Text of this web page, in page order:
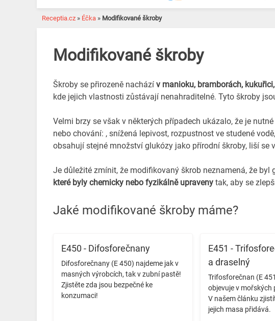
Receptia.cz » Éčka » Modifikované škroby
Modifikované škroby
Škroby se přirozeně nachází v manioku, bramborách,
kde jejich vlastnosti zůstávají nenahraditelné. Tyto škroby
Velmi brzy se však v některých případech ukázalo, že je nutné
nebo chování: , snížená lepivost, rozpustnost ve studené
obsahují stejné množství glukózy jako přírodní škroby, liší
Je důležité zmínit, že modifikovaný škrob neznamená, že
které byly chemicky nebo fyzikálně upraveny tak, aby se
Jaké modifikované škroby máme?
E450 - Difosforečnany
Difosforečnany (E 450) najdeme jak v
masných výrobcích, tak v zubní pastě!
Zjistěte zda jsou bezpečné ke
konzumaci! ️
E451 -
a draselný
Trifosforečnan (E
objevuje v mořských
V našem článku
jejich masa přidává. ️